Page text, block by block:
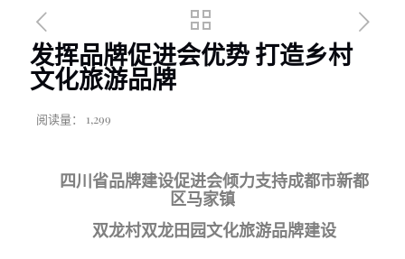
发挥品牌促进会优势 打造乡村
文化旅游品牌
阅读量： 1,299
四川省品牌建设促进会倾力支持成都市新都
区马家镇
双龙村双龙田园文化旅游品牌建设